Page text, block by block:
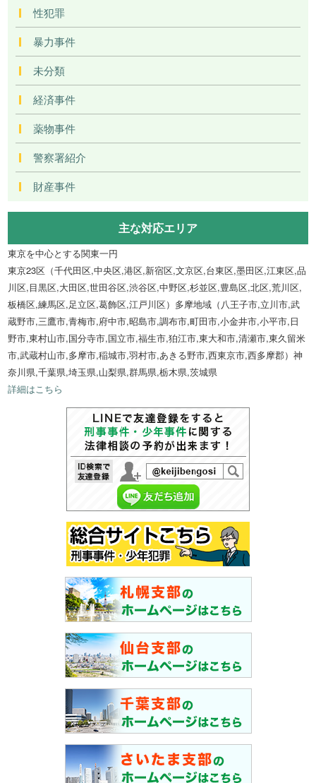
性犯罪
暴力事件
未分類
経済事件
薬物事件
警察署紹介
財産事件
主な対応エリア
東京を中心とする関東一円
東京23区（千代田区,中央区,港区,新宿区,文京区,台東区,墨田区,江東区,品
川区,目黒区,大田区,世田谷区,渋谷区,中野区,杉並区,豊島区,北区,荒川区,
板橋区,練馬区,足立区,葛飾区,江戸川区）多摩地域（八王子市,立川市,武
蔵野市,三鷹市,青梅市,府中市,昭島市,調布市,町田市,小金井市,小平市,日
野市,東村山市,国分寺市,国立市,福生市,狛江市,東大和市,清瀬市,東久留米
市,武蔵村山市,多摩市,稲城市,羽村市,あきる野市,西東京市,西多摩郡）神
奈川県,千葉県,埼玉県,山梨県,群馬県,栃木県,茨城県
詳細はこちら